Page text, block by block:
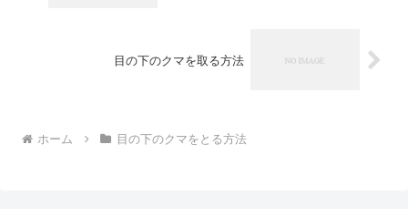
目の下のクマを取る方法
ホーム 目の下のクマをとる方法